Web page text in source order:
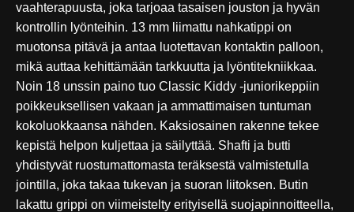
vaahterapuusta, joka tarjoaa tasaisen jouston ja hyvän
kontrollin lyönteihin. 13 mm liimattu nahkatippi on
muotonsa pitävä ja antaa luotettavan kontaktin palloon,
mikä auttaa kehittämään tarkkuutta ja lyöntitekniikkaa.
Noin 18 unssin paino tuo Classic Kiddy -juniorikeppiin
poikkeuksellisen vakaan ja ammattimaisen tuntuman
kokoluokkaansa nähden. Kaksiosainen rakenne tekee
kepistä helpon kuljettaa ja säilyttää. Shafti ja butti
yhdistyvät ruostumattomasta teräksestä valmistetulla
jointilla, joka takaa tukevan ja suoran liitoksen. Butin
lakattu grippi on viimeistelty erityisellä suojapinnoitteella,